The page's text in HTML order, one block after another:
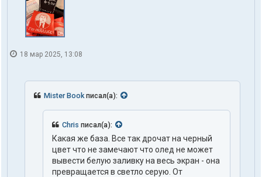
18 мар 2025, 13:08
Mister Book писал(а):
Chris писал(а):
Какая же база. Все так дрочат на черный
цвет что не замечают что олед не может
вывести белую заливку на весь экран - она
превращается в светло серую. От